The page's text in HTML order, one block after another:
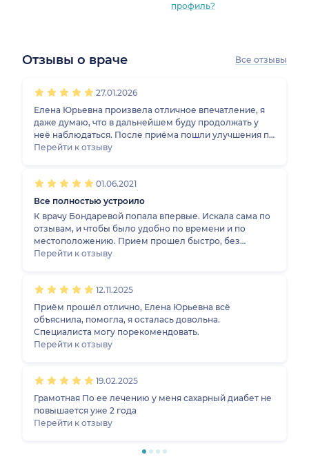
профиль?
Отзывы о враче Все отзывы
27.01.2026
Елена Юрьевна произвела отличное впечатление, я
даже думаю, что в дальнейшем буду продолжать у
неё наблюдаться. После приёма пошли улучшения по
здоровью, врач действительно помогла. Она
проблемы, я понимаю, что могу снова обратиться
именно к ней.
Перейти к отзыву
01.06.2021
Все полностью устроило
К врачу Бондаревой попала впервые. Искала сама по
отзывам, и чтобы было удобно по времени и по
местоположению. Прием прошел быстро, без
задержек, персонал в клинике вежливый. Врач, на
более ничего не требуется, я полностью осталась
довольна.
Перейти к отзыву
12.11.2025
Приём прошёл отлично, Елена Юрьевна всё
объяснила, помогла, я осталась довольна.
Специалиста могу порекомендовать.
Перейти к отзыву
19.02.2025
Грамотная По ее лечению у меня сахарный диабет не
повышается уже 2 года
Перейти к отзыву